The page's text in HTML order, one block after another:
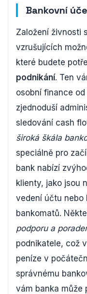
Bankovní
Založení živnosti
vzrušujících
které budete
podnikání. Ten
osobní finance
zjednoduší
sledování cash
široká škála
speciálně pro
bank nabízí
klienty, jako jsou
vedení účtu nebo
bankomatů.
podporu a
podnikatele, což
peníze v
správnému
vám banka může